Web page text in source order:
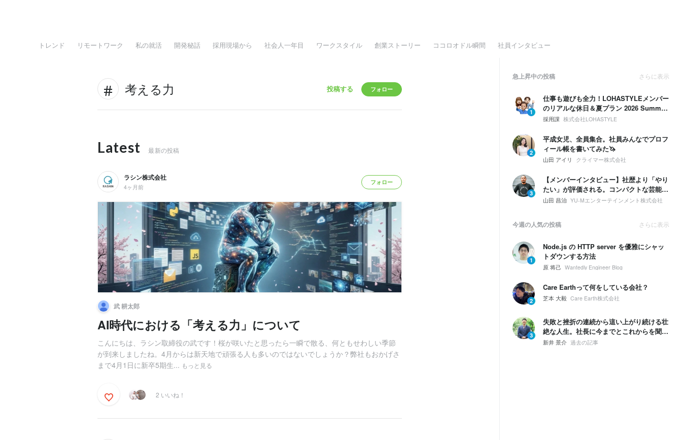
トレンド リモートワーク 私の就活 開発秘話 採用現場から 社会人一年目 ワークスタイル 創業ストーリー ココロオドル瞬間 社員インタビュー
考える力 投稿する フォロー
Latest 最新の投稿
ラシン株式会社
4ヶ月前
フォロー
武 耕太郎
AI時代における「考える力」について
こんにちは、ラシン取締役の武です！桜が咲いたと思ったら一瞬で散る、何ともせわしい季節
が到来しましたね。4月からは新天地で頑張る人も多いのではないでしょうか？弊社もおかげさ
まで4月1日に新卒5期生... もっと見る
2 いいね！
急上昇中の投稿 さらに表示
1
仕事も遊びも全力！LOHASTYLEメンバー
のリアルな休日＆夏プラン 2026 Summer
🌴☀️
採用課 株式会社LOHASTYLE
2
平成女児、全員集合。社員みんなでプロフ
ィール帳を書いてみた🦄
山田 アイリ クライマー株式会社
3
【メンバーインタビュー】社歴より「やり
たい」が評価される。コンパクトな芸能事
務所で、20代マネージャーに起きたこと
山田 昌治 YU-Mエンターテインメント株式会社
今週の人気の投稿 さらに表示
1
Node.js の HTTP server を優雅にシャッ
トダウンする方法
原 将己 Wantedly Engineer Blog
2
Care Earthって何をしている会社？
芝本 大毅 Care Earth株式会社
3
失敗と挫折の連続から這い上がり続ける壮
絶な人生。社長に今までとこれからを聞い
てみた。
新井 景介 過去の記事